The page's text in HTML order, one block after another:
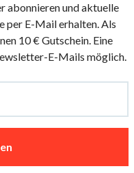
abonnieren und aktuelle
per E-Mail erhalten. Als
10 € Gutschein. Eine
E-Mails möglich.